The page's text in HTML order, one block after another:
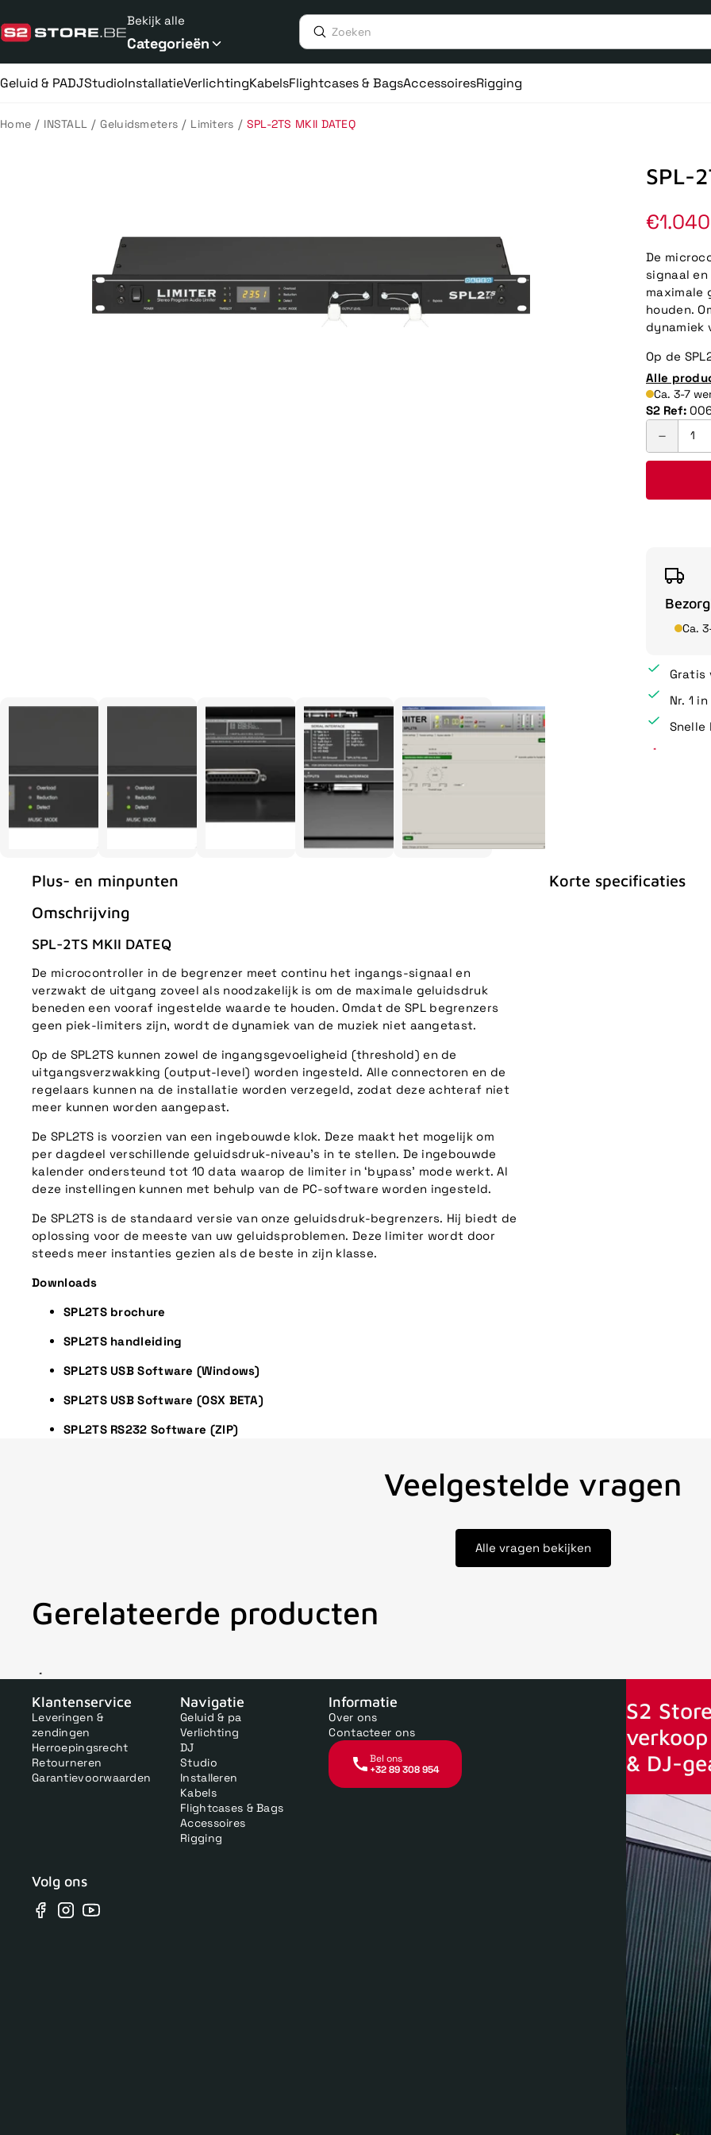
naar
de
Bekijk alle
Categorieën
Geluid & PADJStudioInstallatieVerlichtingKabelsFlightcases & BagsAccessoiresRigging
Home / INSTALL / Geluidsmeters / Limiters / SPL-2TS MKII DATEQ
SPL-
prijs
De
signaal
maximale
houden.
dynamiek
Op de
Alle
Ca. 3-7
S2 Ref:
Ca.
Gratis
Nr. 1
Snelle
Plus- en minpunten
Omschrijving
SPL-2TS MKII DATEQ
De microcontroller in de begrenzer meet continu het ingangs-signaal en
verzwakt de uitgang zoveel als noodzakelijk is om de maximale geluidsdruk
beneden een vooraf ingestelde waarde te houden. Omdat de SPL begrenzers
geen piek-limiters zijn, wordt de dynamiek van de muziek niet aangetast.
Op de SPL2TS kunnen zowel de ingangsgevoeligheid (threshold) en de
uitgangsverzwakking (output-level) worden ingesteld. Alle connectoren en de
regelaars kunnen na de installatie worden verzegeld, zodat deze achteraf niet
meer kunnen worden aangepast.
De SPL2TS is voorzien van een ingebouwde klok. Deze maakt het mogelijk om
per dagdeel verschillende geluidsdruk-niveau’s in te stellen. De ingebouwde
kalender ondersteund tot 10 data waarop de limiter in ‘bypass’ mode werkt. Al
deze instellingen kunnen met behulp van de PC-software worden ingesteld.
De SPL2TS is de standaard versie van onze geluidsdruk-begrenzers. Hij biedt de
oplossing voor de meeste van uw geluidsproblemen. Deze limiter wordt door
steeds meer instanties gezien als de beste in zijn klasse.
Downloads
SPL2TS brochure
SPL2TS handleiding
SPL2TS USB Software (Windows)
SPL2TS USB Software (OSX BETA)
SPL2TS RS232 Software (ZIP)
Korte specificaties
Veelgestelde vragen
Alle vragen bekijken
Gerelateerde producten
Voor 15uur besteld, zelfde dag verstuurd Echte winkel +35 jaar
Klantenservice
Leveringen &
zendingen
Herroepingsrecht
Retourneren
Garantievoorwaarden
Navigatie
Geluid & pa
Verlichting
DJ
Studio
Installeren
Kabels
Flightcases & Bags
Accessoires
Rigging
Informatie
Over ons
Contacteer ons
Bel ons
+32 89 308 954
Volg ons
Facebook
Instagram
YouTube
S2
& DJ-